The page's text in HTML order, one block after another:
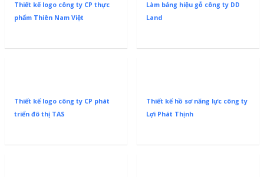
Thiết kế logo công ty CP thực
phẩm Thiên Nam Việt
Làm bảng hiệu gỗ công ty DD
Land
Thiết kế logo công ty CP phát
triển đô thị TAS
Thiết kế hồ sơ năng lực công ty
Lợi Phát Thịnh